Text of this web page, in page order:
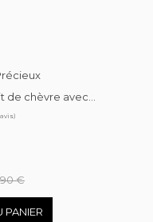
de chèvre avec...
€
PANIER